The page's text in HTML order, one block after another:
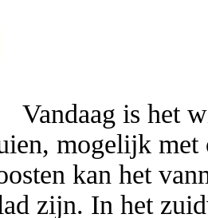
Vandaag is het
mogelijk met
kan het
zijn. In het